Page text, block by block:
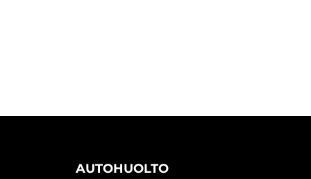
AUTOHUOLTO